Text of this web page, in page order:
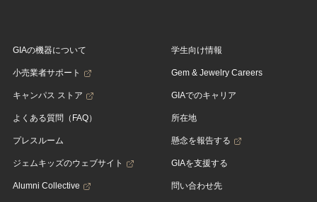
GIAの機器について
小売業者サポート
キャンパス ストア
よくある質問（FAQ）
プレスルーム
ジェムキッズのウェブサイト
Alumni Collective
学生向け情報
Gem & Jewelry Careers
GIAでのキャリア
所在地
懸念を報告する
GIAを支援する
問い合わせ先